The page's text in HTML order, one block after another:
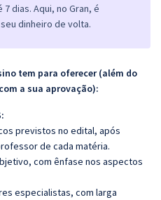
dias. Aqui, no Gran, é
dinheiro de volta.
tem para oferecer (além do
a sua aprovação):
previstos no edital, após
de cada matéria.
com ênfase nos aspectos
especialistas, com larga